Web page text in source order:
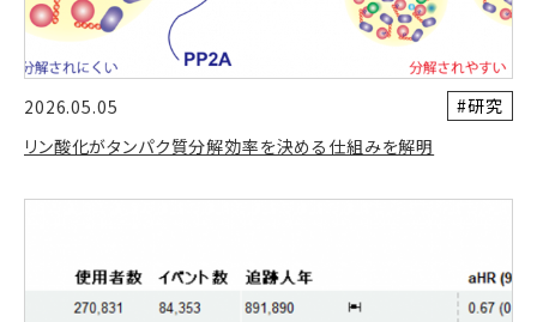
2026.05.05
#研究
リン酸化がタンパク質分解効率を決める仕組みを解明